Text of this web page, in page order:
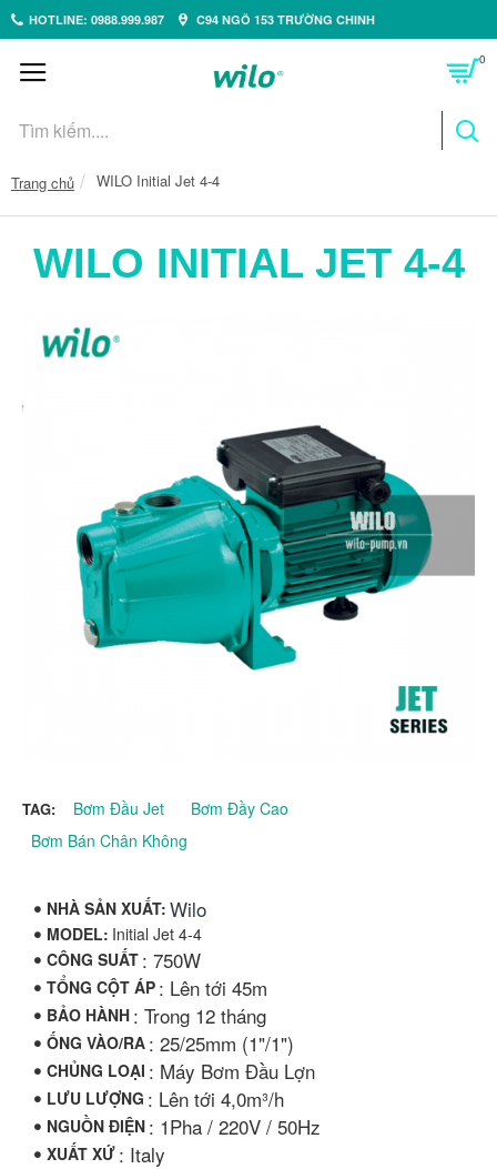
HOTLINE: 0988.999.987 C94 NGÕ 153 TRƯỜNG CHINH
0
Trang chủ WILO Initial Jet 4-4
WILO INITIAL JET 4-4
TAG: Bơm Đầu Jet
Bơm Đầy Cao
Bơm Bán Chân Không
NHÀ SẢN XUẤT: Wilo
MODEL: Initial Jet 4-4
CÔNG SUẤT : 750W
TỔNG CỘT ÁP : Lên tới 45m
BẢO HÀNH : Trong 12 tháng
ỐNG VÀO/RA : 25/25mm (1"/1")
CHỦNG LOẠI : Máy Bơm Đầu Lợn
LƯU LƯỢNG : Lên tới 4,0m³/h
NGUỒN ĐIỆN : 1Pha / 220V / 50Hz
XUẤT XỨ : Italy